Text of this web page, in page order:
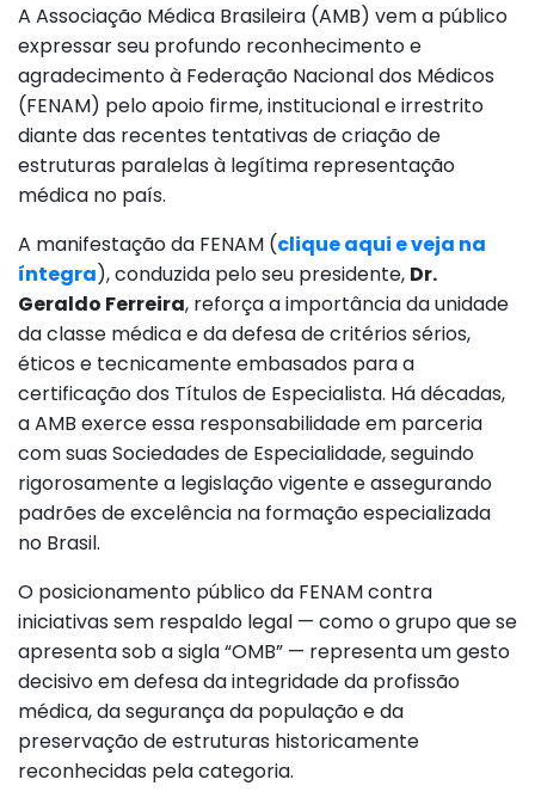
A Associação Médica Brasileira (AMB) vem a público
expressar seu profundo reconhecimento e
agradecimento à Federação Nacional dos Médicos
(FENAM) pelo apoio firme, institucional e irrestrito
diante das recentes tentativas de criação de
estruturas paralelas à legítima representação
médica no país.
A manifestação da FENAM (clique aqui e veja na
íntegra), conduzida pelo seu presidente, Dr.
Geraldo Ferreira, reforça a importância da unidade
da classe médica e da defesa de critérios sérios,
éticos e tecnicamente embasados para a
certificação dos Títulos de Especialista. Há décadas,
a AMB exerce essa responsabilidade em parceria
com suas Sociedades de Especialidade, seguindo
rigorosamente a legislação vigente e assegurando
padrões de excelência na formação especializada
no Brasil.
O posicionamento público da FENAM contra
iniciativas sem respaldo legal — como o grupo que se
apresenta sob a sigla “OMB” — representa um gesto
decisivo em defesa da integridade da profissão
médica, da segurança da população e da
preservação de estruturas historicamente
reconhecidas pela categoria.